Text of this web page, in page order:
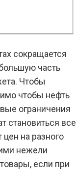
сокращается
часть
Чтобы
чтобы нефть
ограничения
становиться все
на разного
нежели
если при